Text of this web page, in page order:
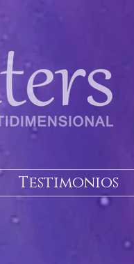
Testimonios